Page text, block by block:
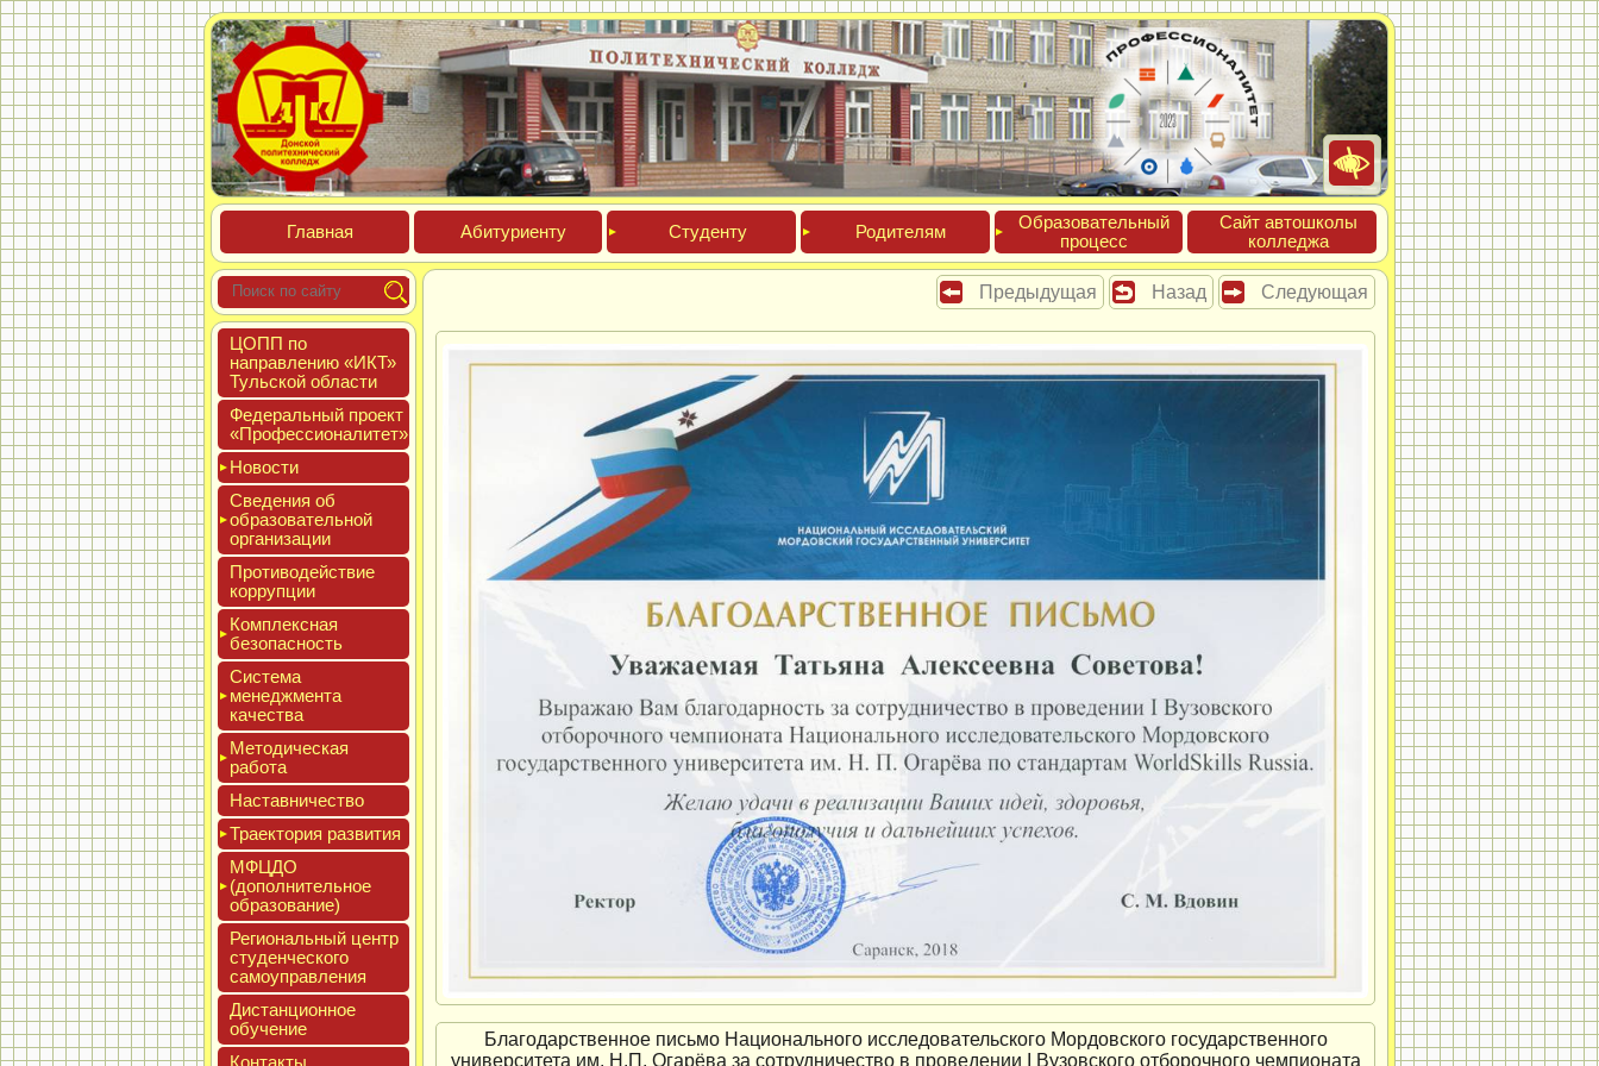
Глав­ная Аби­тури­ен­ту Сту­ден­ту Роди­телям
Обра­зова­тель­ный
про­цесс
Сайт ав­тошко­лы
кол­леджа
ЦОПП по
нап­равле­нию «ИКТ»
Туль­ской об­ласти
Феде­раль­ный про­ект
«Про­фес­си­она­литет»
Новос­ти
Све­дения об
об­ра­зова­тель­ной
ор­га­низа­ции
Про­тиво­дей­ствие
кор­рупции
Ком­плексная
бе­зопас­ность
Сис­те­ма
ме­нед­жмен­та
ка­чес­тва
Мето­дичес­кая
ра­бота
Нас­тавни­чес­тво
Тра­ек­то­рия раз­ви­тия
МФЦДО
(до­пол­ни­тель­ное
об­ра­зова­ние)
Реги­ональ­ный центр
сту­ден­ческо­го
са­мо­уп­равле­ния
Дис­танци­он­ное
обу­чение
Предыдущая Назад Следующая
Благодарственное письмо Национального исследовательского Мордовского государственного
университета им. Н.П. Огарёва за сотрудничество в проведении I Вузовского отборочного чемпионата